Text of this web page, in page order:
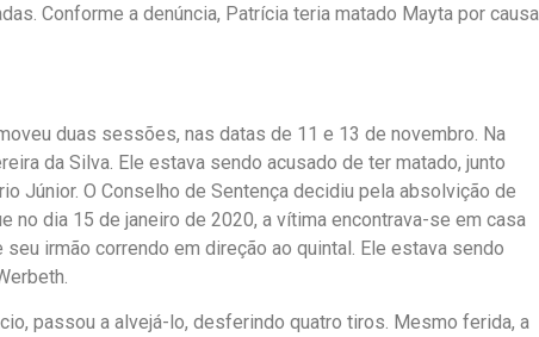
Conforme a denúncia, Patrícia teria matado Mayta por causa
duas sessões, nas datas de 11 e 13 de novembro. Na
da Silva. Ele estava sendo acusado de ter matado, junto
Júnior. O Conselho de Sentença decidiu pela absolvição de
no dia 15 de janeiro de 2020, a vítima encontrava-se em casa
irmão correndo em direção ao quintal. Ele estava sendo
passou a alvejá-lo, desferindo quatro tiros. Mesmo ferida, a